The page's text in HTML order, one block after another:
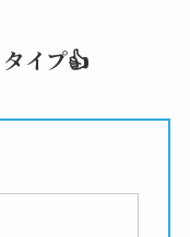
イプ👍